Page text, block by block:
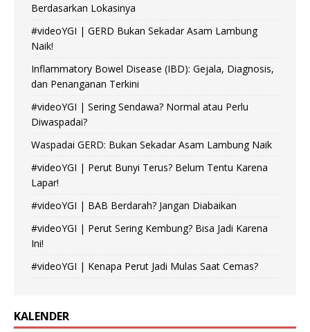
Berdasarkan Lokasinya
#videoYGI | GERD Bukan Sekadar Asam Lambung
Naik!
Inflammatory Bowel Disease (IBD): Gejala, Diagnosis,
dan Penanganan Terkini
#videoYGI | Sering Sendawa? Normal atau Perlu
Diwaspadai?
Waspadai GERD: Bukan Sekadar Asam Lambung Naik
#videoYGI | Perut Bunyi Terus? Belum Tentu Karena
Lapar!
#videoYGI | BAB Berdarah? Jangan Diabaikan
#videoYGI | Perut Sering Kembung? Bisa Jadi Karena
Ini!
#videoYGI | Kenapa Perut Jadi Mulas Saat Cemas?
KALENDER